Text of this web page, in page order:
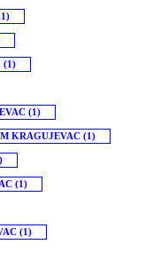
(1)
(1)
KRAGUJEVAC (1)
(1)
(1)